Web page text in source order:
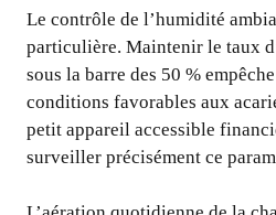
Le contrôle de l’humidité
particulière. Maintenir le taux
sous la barre des 50 %
conditions favorables aux
petit appareil accessible
surveiller précisément ce